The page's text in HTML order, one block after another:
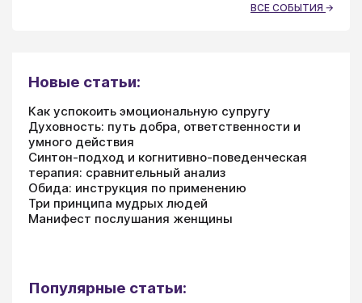
ВСЕ СОБЫТИЯ
Новые статьи:
Как успокоить эмоциональную супругу
Духовность: путь добра, ответственности и
умного действия
Синтон-подход и когнитивно-поведенческая
терапия: сравнительный анализ
Обида: инструкция по применению
Три принципа мудрых людей
Манифест послушания женщины
Популярные статьи: